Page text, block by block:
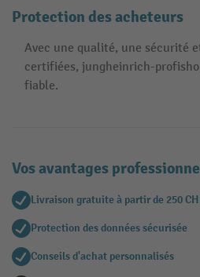
Protection des acheteurs
Avec une qualité, une sécurité
certifiées, jungheinrich-
fiable.
Vos avantages
Livraison gratuite à partir de 250
Protection des données sécurisée
Conseils d'achat personnalisés